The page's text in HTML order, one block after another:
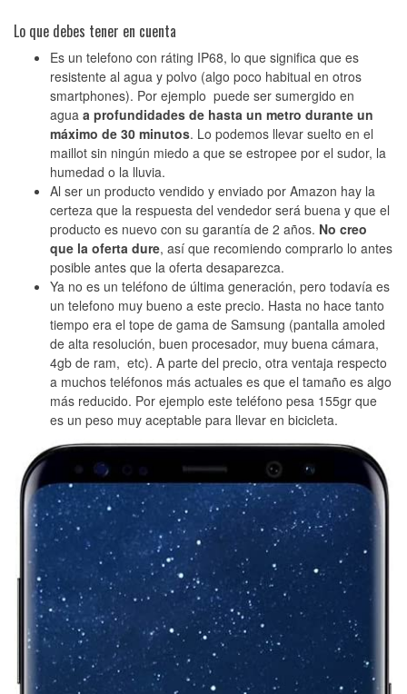
Lo que debes tener en cuenta
Es un telefono con ráting IP68, lo que significa que es
resistente al agua y polvo (algo poco habitual en otros
smartphones). Por ejemplo puede ser sumergido en
agua a profundidades de hasta un metro durante un
máximo de 30 minutos. Lo podemos llevar suelto en el
maillot sin ningún miedo a que se estropee por el sudor, la
humedad o la lluvia.
Al ser un producto vendido y enviado por Amazon hay la
certeza que la respuesta del vendedor será buena y que el
producto es nuevo con su garantía de 2 años. No creo
que la oferta dure, así que recomiendo comprarlo lo antes
posible antes que la oferta desaparezca.
Ya no es un teléfono de última generación, pero todavía es
un telefono muy bueno a este precio. Hasta no hace tanto
tiempo era el tope de gama de Samsung (pantalla amoled
de alta resolución, buen procesador, muy buena cámara,
4gb de ram, etc). A parte del precio, otra ventaja respecto
a muchos teléfonos más actuales es que el tamaño es algo
más reducido. Por ejemplo este teléfono pesa 155gr que
es un peso muy aceptable para llevar en bicicleta.